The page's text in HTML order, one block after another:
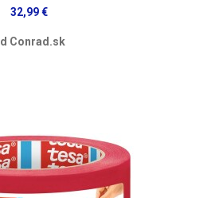
32,99 €
Conrad.sk